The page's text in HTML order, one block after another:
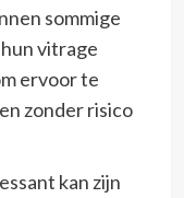
sommige
vitrage
ervoor te
zonder risico
kan zijn